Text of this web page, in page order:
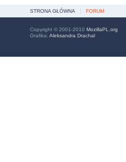
STRONA GŁÓWNA FORUM
Copyright © 2001-2010 MozillaPL.org
Grafika: Aleksandra Drachal